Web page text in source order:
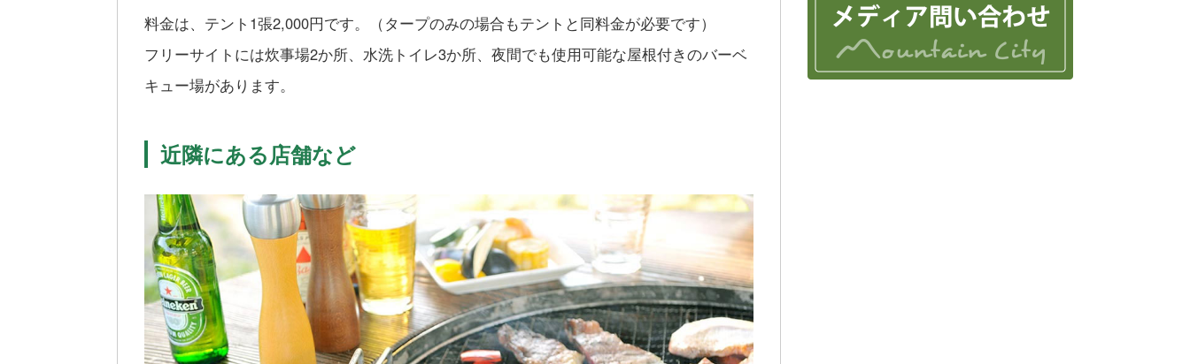
料金は、テント1張2,000円です。（タープのみの場合もテントと同料金が必要です）
フリーサイトには炊事場2か所、水洗トイレ3か所、夜間でも使用可能な屋根付きのバーベ
キュー場があります。
近隣にある店舗など